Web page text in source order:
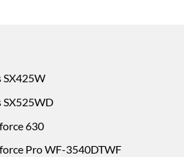
SX425W
SX525WD
630
Pro WF-3540DTWF